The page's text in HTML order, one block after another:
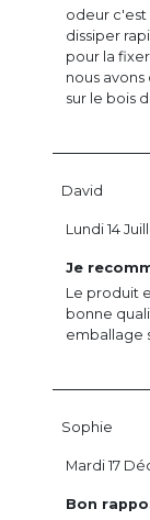
odeur
dissiper
pour la
nous
sur le bois
David
Je
Le produit
bonne
emballage
Lundi 14
Sophie
Bon
Mardi 17